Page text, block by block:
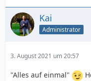
Kai
Administrator
3. August 2021 um 20:57
"Alles auf einmal"